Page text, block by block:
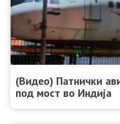
(Видео) Патнички
под мост во Индија